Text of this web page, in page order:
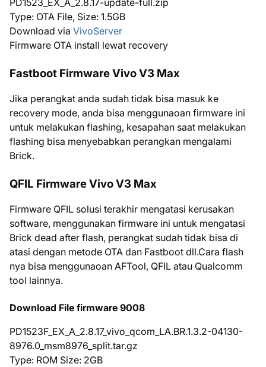
Type: OTA File, Size: 1.5GB
Download via VivoServer
Firmware OTA install lewat recovery
Fastboot Firmware Vivo V3 Max
Jika perangkat anda sudah tidak bisa masuk ke
recovery mode, anda bisa menggunaoan firmware ini
untuk melakukan flashing, kesapahan saat melakukan
flashing bisa menyebabkan perangkan mengalami
Brick.
QFIL Firmware Vivo V3 Max
Firmware QFIL solusi terakhir mengatasi kerusakan
software, menggunakan firmware ini untuk mengatasi
Brick dead after flash, perangkat sudah tidak bisa di
atasi dengan metode OTA dan Fastboot dll.Cara flash
nya bisa menggunaoan AFTool, QFIL atau Qualcomm
tool lainnya.
Download File firmware 9008
PD1523F_EX_A_2.8.17_vivo_qcom_LA.BR.1.3.2-04130-
8976.0_msm8976_split.tar.gz
Type: ROM Size: 2GB